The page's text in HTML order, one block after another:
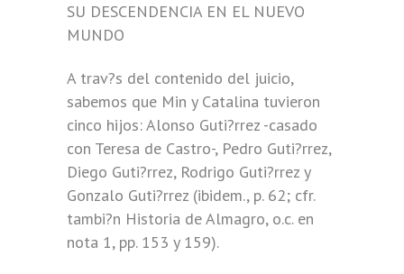
SU DESCENDENCIA EN EL NUEVO
MUNDO
A trav?s del contenido del juicio,
sabemos que Min y Catalina tuvieron
cinco hijos: Alonso Guti?rrez -casado
con Teresa de Castro-, Pedro Guti?rrez,
Diego Guti?rrez, Rodrigo Guti?rrez y
Gonzalo Guti?rrez (ibidem., p. 62; cfr.
tambi?n Historia de Almagro, o.c. en
nota 1, pp. 153 y 159).